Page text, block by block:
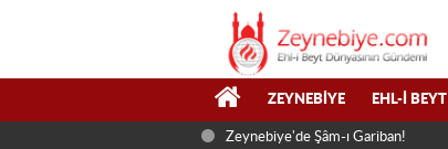
ZEYNEBIYE EHL-I BEYT
Zeynebiye'de Şâm-ı Gariban!